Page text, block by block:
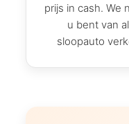
prijs in cash. We
u bent van
sloopauto